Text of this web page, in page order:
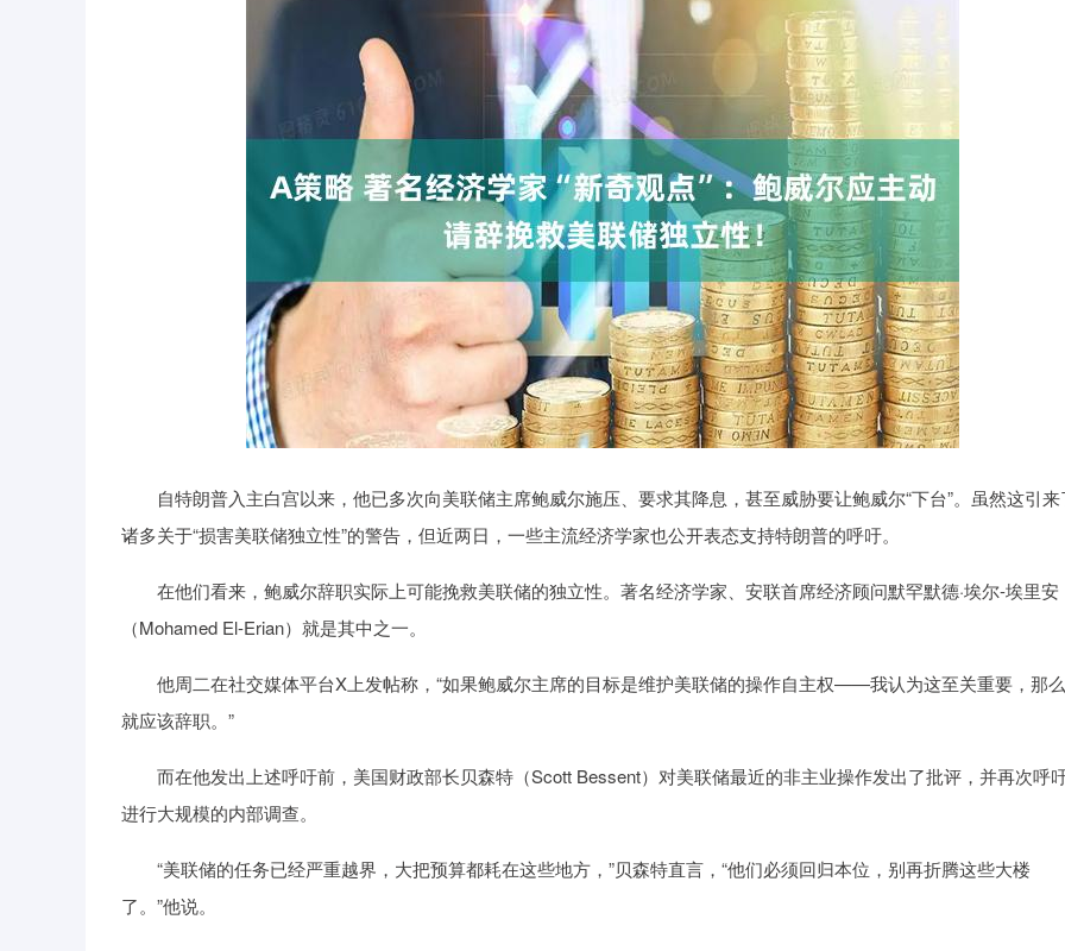
自特朗普入主白宫以来，他已多次向美联储主席鲍威尔施压、要求其降息，甚至威胁要让鲍威尔“下台”。虽然这引来
诸多关于“损害美联储独立性”的警告，但近两日，一些主流经济学家也公开表态支持特朗普的呼吁。
在他们看来，鲍威尔辞职实际上可能挽救美联储的独立性。著名经济学家、安联首席经济顾问默罕默德·埃尔-埃里安
（Mohamed El-Erian）就是其中之一。
他周二在社交媒体平台X上发帖称，“如果鲍威尔主席的目标是维护美联储的操作自主权——我认为这至关重要，那
就应该辞职。”
而在他发出上述呼吁前，美国财政部长贝森特（Scott Bessent）对美联储最近的非主业操作发出了批评，并再次呼
进行大规模的内部调查。
“美联储的任务已经严重越界，大把预算都耗在这些地方，”贝森特直言，“他们必须回归本位，别再折腾这些大楼
了。”他说。